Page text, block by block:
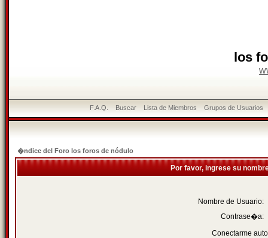
los
F.A.Q. Buscar Lista de Miembros Grupos de Usuarios
�ndice del Foro los foros de nódulo
Por favor, ingrese su
Nombre de Usuario:
Contrase�a:
Conectarme